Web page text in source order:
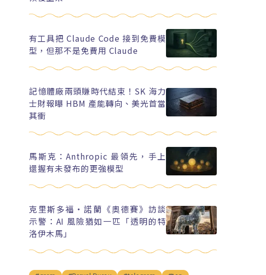
有工具把 Claude Code 接到免費模
型，但那不是免費用 Claude
記憶體廠兩頭賺時代結束！SK 海力
士財報曝 HBM 產能轉向、美光首當
其衝
馬斯克：Anthropic 最領先，手上
還握有未發布的更強模型
克里斯多福・諾蘭《奧德賽》訪談
示警：AI 風險猶如一匹「透明的特
洛伊木馬」